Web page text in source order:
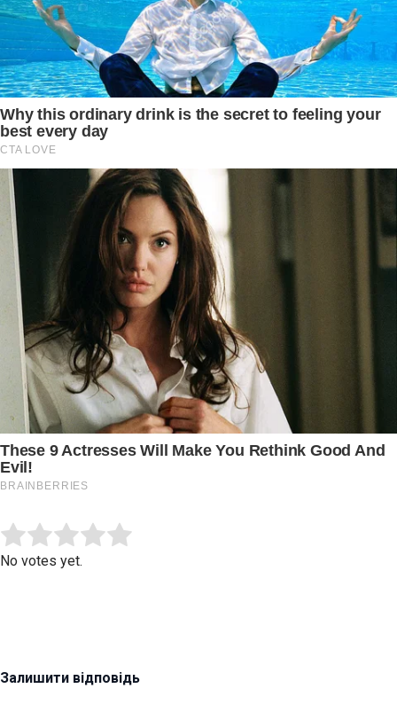
Rate this item:
No votes yet.
Залишити відповідь